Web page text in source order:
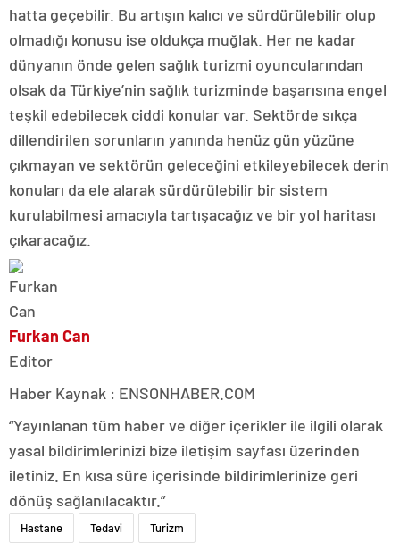
hatta geçebilir. Bu artışın kalıcı ve sürdürülebilir olup
olmadığı konusu ise oldukça muğlak. Her ne kadar
dünyanın önde gelen sağlık turizmi oyuncularından
olsak da Türkiye’nin sağlık turizminde başarısına engel
teşkil edebilecek ciddi konular var. Sektörde sıkça
dillendirilen sorunların yanında henüz gün yüzüne
çıkmayan ve sektörün geleceğini etkileyebilecek derin
konuları da ele alarak sürdürülebilir bir sistem
kurulabilmesi amacıyla tartışacağız ve bir yol haritası
çıkaracağız.
Furkan Can
Editor
Haber Kaynak : ENSONHABER.COM
“Yayınlanan tüm haber ve diğer içerikler ile ilgili olarak
yasal bildirimlerinizi bize iletişim sayfası üzerinden
iletiniz. En kısa süre içerisinde bildirimlerinize geri
dönüş sağlanılacaktır.”
Hastane Tedavi Turizm